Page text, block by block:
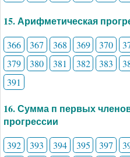
15. Арифметическая
366 367 368 369 370
379
380 381 382 383
391
16. Сумма п первых
прогрессии
392 393 394 395 397